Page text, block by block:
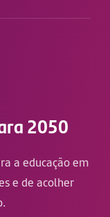
2050
a educação em
e de acolher